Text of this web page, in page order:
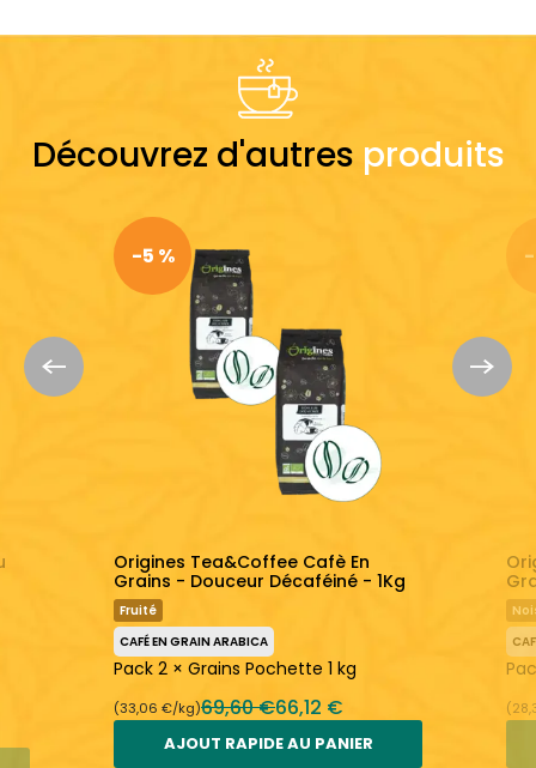
Variété
Pays de l'artisan
France
ÉQUILIBRÉ
Un café plutôt léger et équilibré
Fraîchement torréfié
En savoir plus : Origines Tea&Coffee Café en Grain Arabica
Découvrez d'autres produits
-5 %
Origines Tea&Coffee Cafè En
Grains - Douceur Décaféiné - 1Kg
Fruité
CAFÉ EN GRAIN ARABICA
Pack 2 × Grains Pochette 1 kg
(33,06 €/kg)69,60 €66,12 €
AJOUT RAPIDE AU PANIER